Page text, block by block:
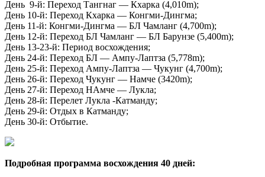
День 9-й: Переход Тангнаг — Кхарка (4,010m);
День 10-й: Переход Кхарка — Конгми-Дингма;
День 11-й: Конгми-Дингма — БЛ Чамланг (4,700m);
День 12-й: Переход БЛ Чамланг — БЛ Барунзе (5,400m);
День 13-23-й: Период восхождения;
День 24-й: Переход БЛ — Ампу-Лаптза (5,778m);
День 25-й: Переход Ампу-Лаптза — Чукунг (4,700m);
День 26-й: Переход Чукунг — Намче (3420m);
День 27-й: Переход НАмче — Лукла;
День 28-й: Перелет Лукла -Катманду;
День 29-й: Отдых в Катманду;
День 30-й: Отбытие.
Подробная программа восхождения 40 дней: